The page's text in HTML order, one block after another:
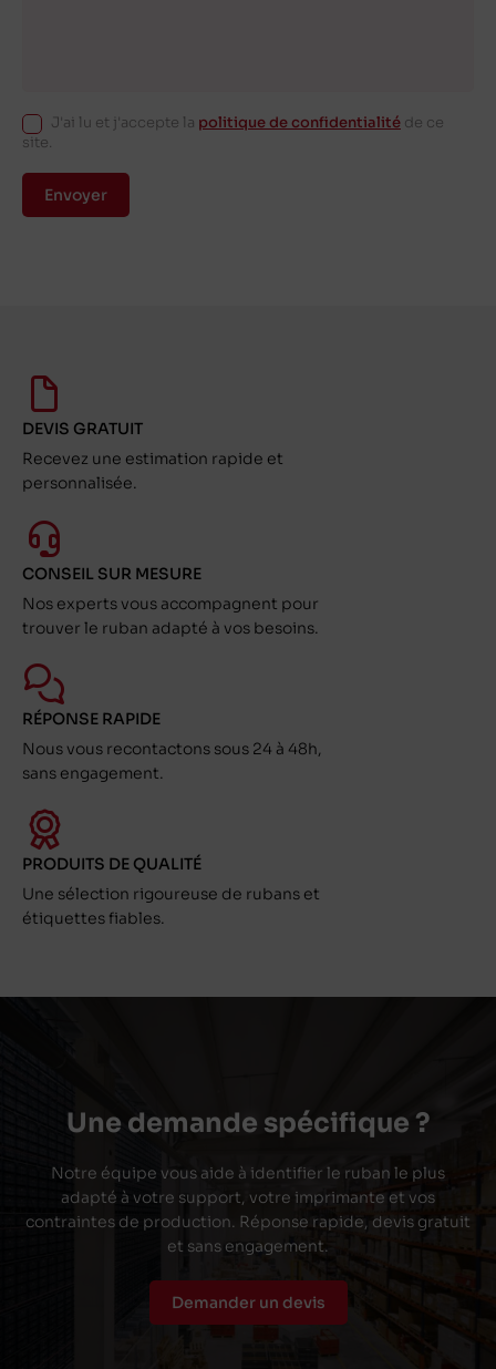
J'ai lu et j'accepte la politique de confidentialité de ce
site.
Envoyer
DEVIS GRATUIT
Recevez une estimation rapide et
personnalisée.
CONSEIL SUR MESURE
Nos experts vous accompagnent pour
trouver le ruban adapté à vos besoins.
RÉPONSE RAPIDE
Nous vous recontactons sous 24 à 48h,
sans engagement.
PRODUITS DE QUALITÉ
Une sélection rigoureuse de rubans et
étiquettes fiables.
Une demande spécifique ?
Notre équipe vous aide à identifier le ruban le plus
adapté à votre support, votre imprimante et vos
contraintes de production. Réponse rapide, devis gratuit
et sans engagement.
Demander un devis